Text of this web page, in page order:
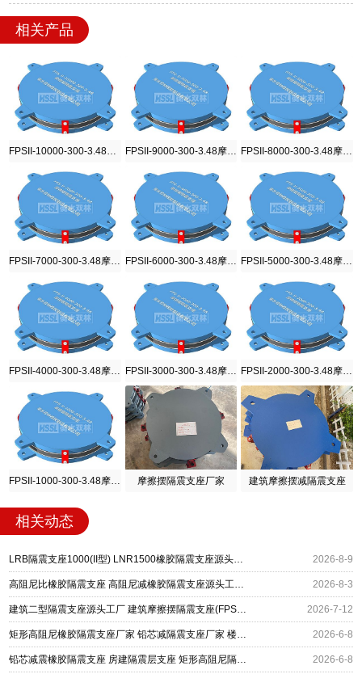
相关产品
FPSII-9000-300-3.48摩擦摆隔震支座
FPSII-6000-300-3.48摩擦摆隔震支座
FPSII-3000-300-3.48摩擦摆隔震支座
摩擦摆隔震支座厂家 建筑摩擦摆减隔震支座
相关动态
LRB隔震支座1000(II型) LNR1500橡胶隔震支座源头工厂 矩形高阻尼隔震支座 2026-8-9
高阻尼比橡胶隔震支座 高阻尼减橡胶隔震支座源头工厂 建筑矩形高阻尼隔震支座厂家 2026-8-3
建筑二型隔震支座源头工厂 建筑摩擦摆隔震支座(FPS)生产厂家 矩形高阻尼橡胶隔震支座 2026-7-12
矩形高阻尼橡胶隔震支座厂家 铅芯减隔震支座厂家 楼梯抗震支座生产厂家 2026-6-8
铅芯减震橡胶隔震支座 房建隔震层支座 矩形高阻尼隔震支座源头工厂 2026-6-8